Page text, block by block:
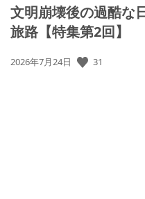
文明崩壊後の過酷な
旅路【特集第2回】
公
2026年7月24日 31